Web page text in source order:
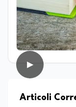
con
▶
Articoli